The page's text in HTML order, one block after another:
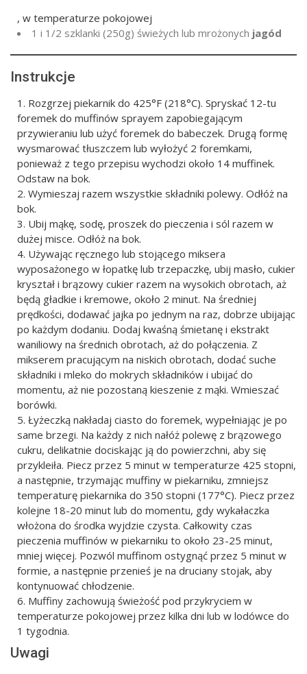
, w temperaturze pokojowej
1 i 1/2 szklanki (250g) świeżych lub mrożonych jagód
Instrukcje
Rozgrzej piekarnik do 425°F (218°C). Spryskać 12-tu
foremek do muffinów sprayem zapobiegającym
przywieraniu lub użyć foremek do babeczek. Drugą formę
wysmarować tłuszczem lub wyłożyć 2 foremkami,
ponieważ z tego przepisu wychodzi około 14 muffinek.
Odstaw na bok.
Wymieszaj razem wszystkie składniki polewy. Odłóż na
bok.
Ubij mąkę, sodę, proszek do pieczenia i sól razem w
dużej misce. Odłóż na bok.
Używając ręcznego lub stojącego miksera
wyposażonego w łopatkę lub trzepaczkę, ubij masło, cukier
kryształ i brązowy cukier razem na wysokich obrotach, aż
będą gładkie i kremowe, około 2 minut. Na średniej
prędkości, dodawać jajka po jednym na raz, dobrze ubijając
po każdym dodaniu. Dodaj kwaśną śmietanę i ekstrakt
waniliowy na średnich obrotach, aż do połączenia. Z
mikserem pracującym na niskich obrotach, dodać suche
składniki i mleko do mokrych składników i ubijać do
momentu, aż nie pozostaną kieszenie z mąki. Wmieszać
borówki.
Łyżeczką nakładaj ciasto do foremek, wypełniając je po
same brzegi. Na każdy z nich nałóż polewę z brązowego
cukru, delikatnie dociskając ją do powierzchni, aby się
przykleiła. Piecz przez 5 minut w temperaturze 425 stopni,
a następnie, trzymając muffiny w piekarniku, zmniejsz
temperaturę piekarnika do 350 stopni (177°C). Piecz przez
kolejne 18-20 minut lub do momentu, gdy wykałaczka
włożona do środka wyjdzie czysta. Całkowity czas
pieczenia muffinów w piekarniku to około 23-25 minut,
mniej więcej. Pozwól muffinom ostygnąć przez 5 minut w
formie, a następnie przenieś je na druciany stojak, aby
kontynuować chłodzenie.
Muffiny zachowują świeżość pod przykryciem w
temperaturze pokojowej przez kilka dni lub w lodówce do
1 tygodnia.
Uwagi